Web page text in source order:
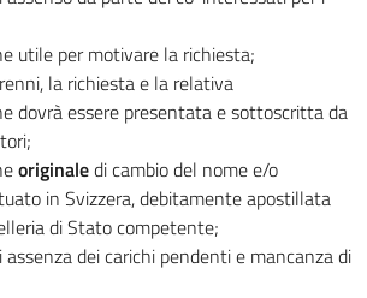
utile per motivare la richiesta;
la richiesta e la relativa
dovrà essere presentata e sottoscritta da
originaledi cambio del nome e/o
in Svizzera, debitamente apostillata
di Stato competente;
assenza dei carichi pendenti e mancanza di